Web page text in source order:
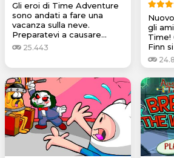
Gli eroi di Time Adventure
sono andati a fare una
vacanza sulla neve.
Preparatevi a causare...
25.443
gli
Time!
Finn